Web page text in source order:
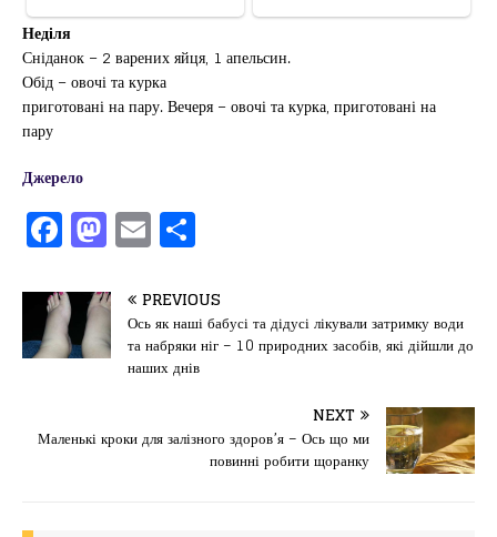
Неділя
Сніданок – 2 варених яйця, 1 апельсин.
Обід – овочі та курка
приготовані на пару. Вечеря – овочі та курка, приготовані на
пару
Джерело
F
a
c
e
b
o
M
a
st
o
d
n
E
m
ai
l
іл
и
т
я
PREVIOUS
Ось як наші бабусі та дідусі лікували затримку води
та набряки ніг – 10 природних засобів, які дійшли до
наших днів
NEXT
Маленькі кроки для залізного здоров’я – Ось що ми
повинні робити щоранку